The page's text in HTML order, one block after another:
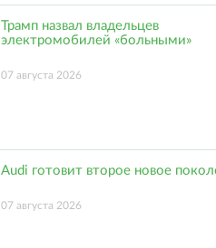
Трамп назвал владельцев
электромобилей «больными»
07 августа 2026
Audi готовит второе новое
07 августа 2026